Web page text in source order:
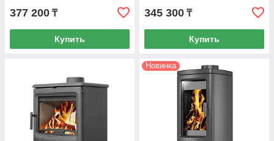
377 200 ₸
Купить
345 300 ₸
Купить
Новинка